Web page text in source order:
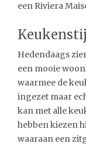
een Riviera
Hedendaags
een mooie
waarmee de
ingezet maar
kan met alle
hebben kiezen
waaraan een